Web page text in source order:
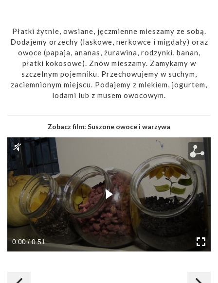
Płatki żytnie, owsiane, jęczmienne mieszamy ze sobą.
Dodajemy orzechy (laskowe, nerkowce i migdały) oraz
owoce (papaja, ananas, żurawina, rodzynki, banan,
płatki kokosowe). Znów mieszamy. Zamykamy w
szczelnym pojemniku. Przechowujemy w suchym,
zaciemnionym miejscu. Podajemy z mlekiem, jogurtem,
lodami lub z musem owocowym.
Zobacz film: Suszone owoce i warzywa
0:00 / 0:51